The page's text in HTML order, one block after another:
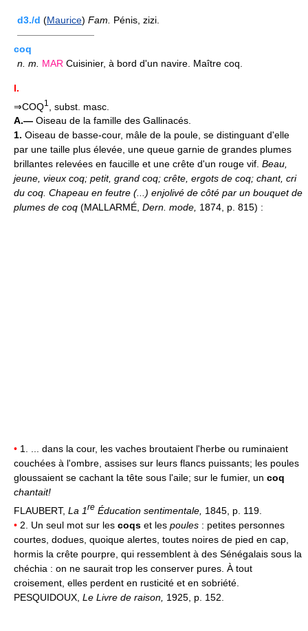
d3./d (Maurice) Fam.
Pénis, zizi.
————————
coq
n. m. MAR Cuisinier, à bord d'un navire. Maître coq.
I.
⇒COQ1
, subst. masc.
A.— Oiseau de la famille des Gallinacés.
1. Oiseau de basse-cour, mâle de la poule, se distinguant d'elle
par une taille plus élevée, une queue garnie de grandes plumes
brillantes relevées en faucille et une crête d'un rouge vif. Beau,
jeune, vieux coq; petit, grand coq; crête, ergots de coq; chant, cri
du coq. Chapeau en feutre (...) enjolivé de côté par un bouquet de
plumes de coq (MALLARMÉ, Dern. mode, 1874, p. 815) :
• 1. ... dans la cour, les vaches broutaient l'herbe ou ruminaient
couchées à l'ombre, assises sur leurs flancs puissants; les poules
gloussaient se cachant la tête sous l'aile; sur le fumier, un coq
chantait!
FLAUBERT, La 1re Éducation sentimentale, 1845, p. 119.
• 2. Un seul mot sur les coqs et les poules : petites personnes
courtes, dodues, quoique alertes, toutes noires de pied en cap,
hormis la crête pourpre, qui ressemblent à des Sénégalais sous la
chéchia : on ne saurait trop les conserver pures. À tout
croisement, elles perdent en rusticité et en sobriété.
PESQUIDOUX, Le Livre de raison, 1925, p. 152.